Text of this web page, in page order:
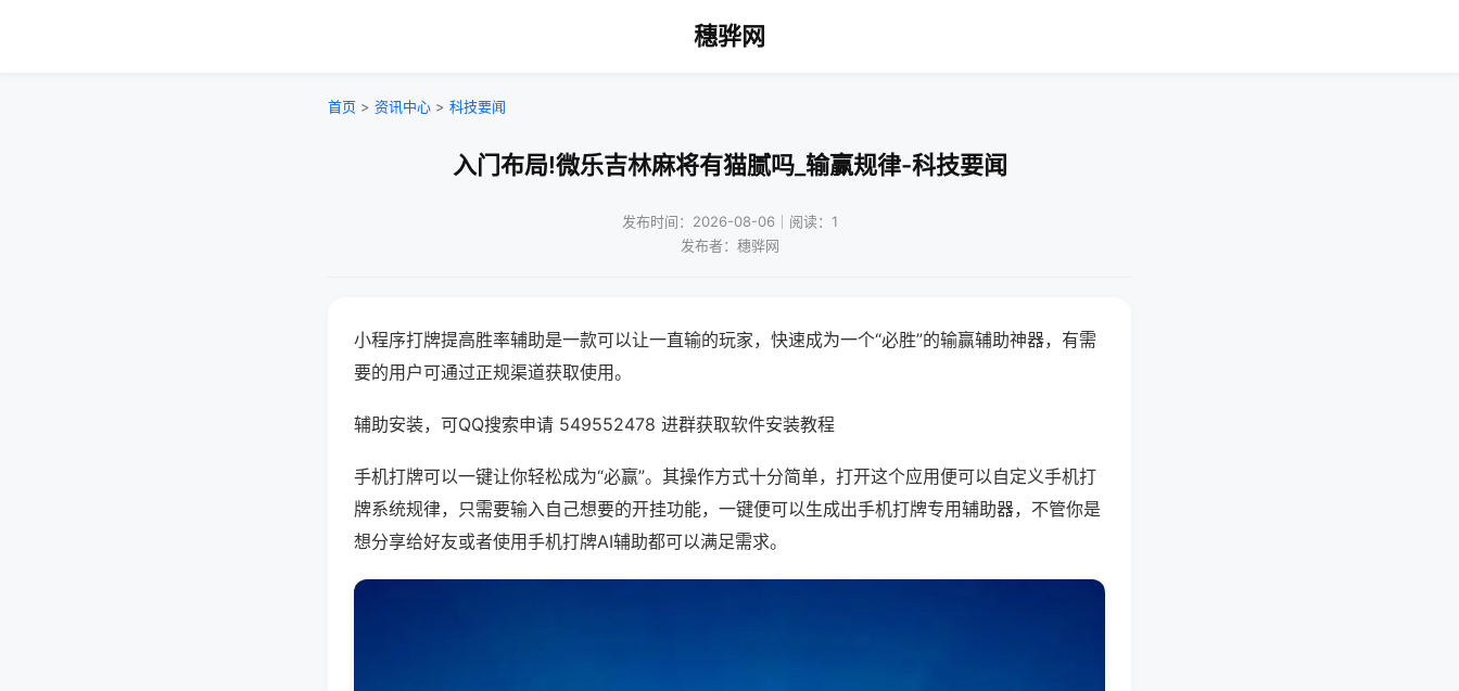
穗骅网
首页 > 资讯中心 > 科技要闻
入门布局!微乐吉林麻将有猫腻吗_输赢规律-科技要闻
发布时间：2026-08-06｜阅读：1
发布者：穗骅网
小程序打牌提高胜率辅助是一款可以让一直输的玩家，快速成为一个“必胜”的输赢辅助神器，有需
要的用户可通过正规渠道获取使用。
辅助安装，可QQ搜索申请 549552478 进群获取软件安装教程
手机打牌可以一键让你轻松成为“必赢”。其操作方式十分简单，打开这个应用便可以自定义手机打
牌系统规律，只需要输入自己想要的开挂功能，一键便可以生成出手机打牌专用辅助器，不管你是
想分享给好友或者使用手机打牌AI辅助都可以满足需求。